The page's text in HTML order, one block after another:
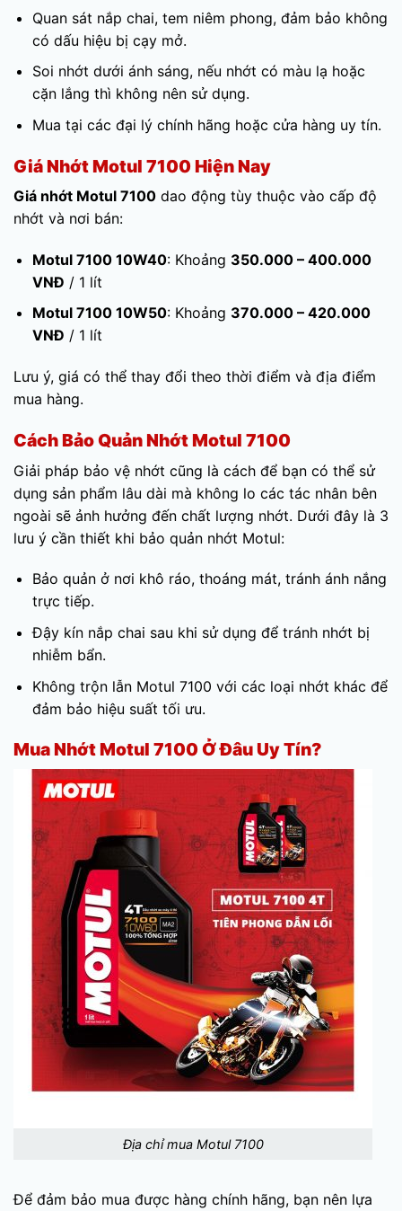
Quan sát nắp chai, tem niêm phong, đảm bảo không
có dấu hiệu bị cạy mở.
Soi nhớt dưới ánh sáng, nếu nhớt có màu lạ hoặc
cặn lắng thì không nên sử dụng.
Mua tại các đại lý chính hãng hoặc cửa hàng uy tín.
Giá Nhớt Motul 7100 Hiện Nay
Giá nhớt Motul 7100 dao động tùy thuộc vào cấp độ
nhớt và nơi bán:
Motul 7100 10W40: Khoảng 350.000 – 400.000
VNĐ / 1 lít
Motul 7100 10W50: Khoảng 370.000 – 420.000
VNĐ / 1 lít
Lưu ý, giá có thể thay đổi theo thời điểm và địa điểm
mua hàng.
Cách Bảo Quản Nhớt Motul 7100
Giải pháp bảo vệ nhớt cũng là cách để bạn có thể sử
dụng sản phẩm lâu dài mà không lo các tác nhân bên
ngoài sẽ ảnh hưởng đến chất lượng nhớt. Dưới đây là 3
lưu ý cần thiết khi bảo quản nhớt Motul:
Bảo quản ở nơi khô ráo, thoáng mát, tránh ánh nắng
trực tiếp.
Đậy kín nắp chai sau khi sử dụng để tránh nhớt bị
nhiễm bẩn.
Không trộn lẫn Motul 7100 với các loại nhớt khác để
đảm bảo hiệu suất tối ưu.
Mua Nhớt Motul 7100 Ở Đâu Uy Tín?
Địa chỉ mua Motul 7100
Để đảm bảo mua được hàng chính hãng, bạn nên lựa